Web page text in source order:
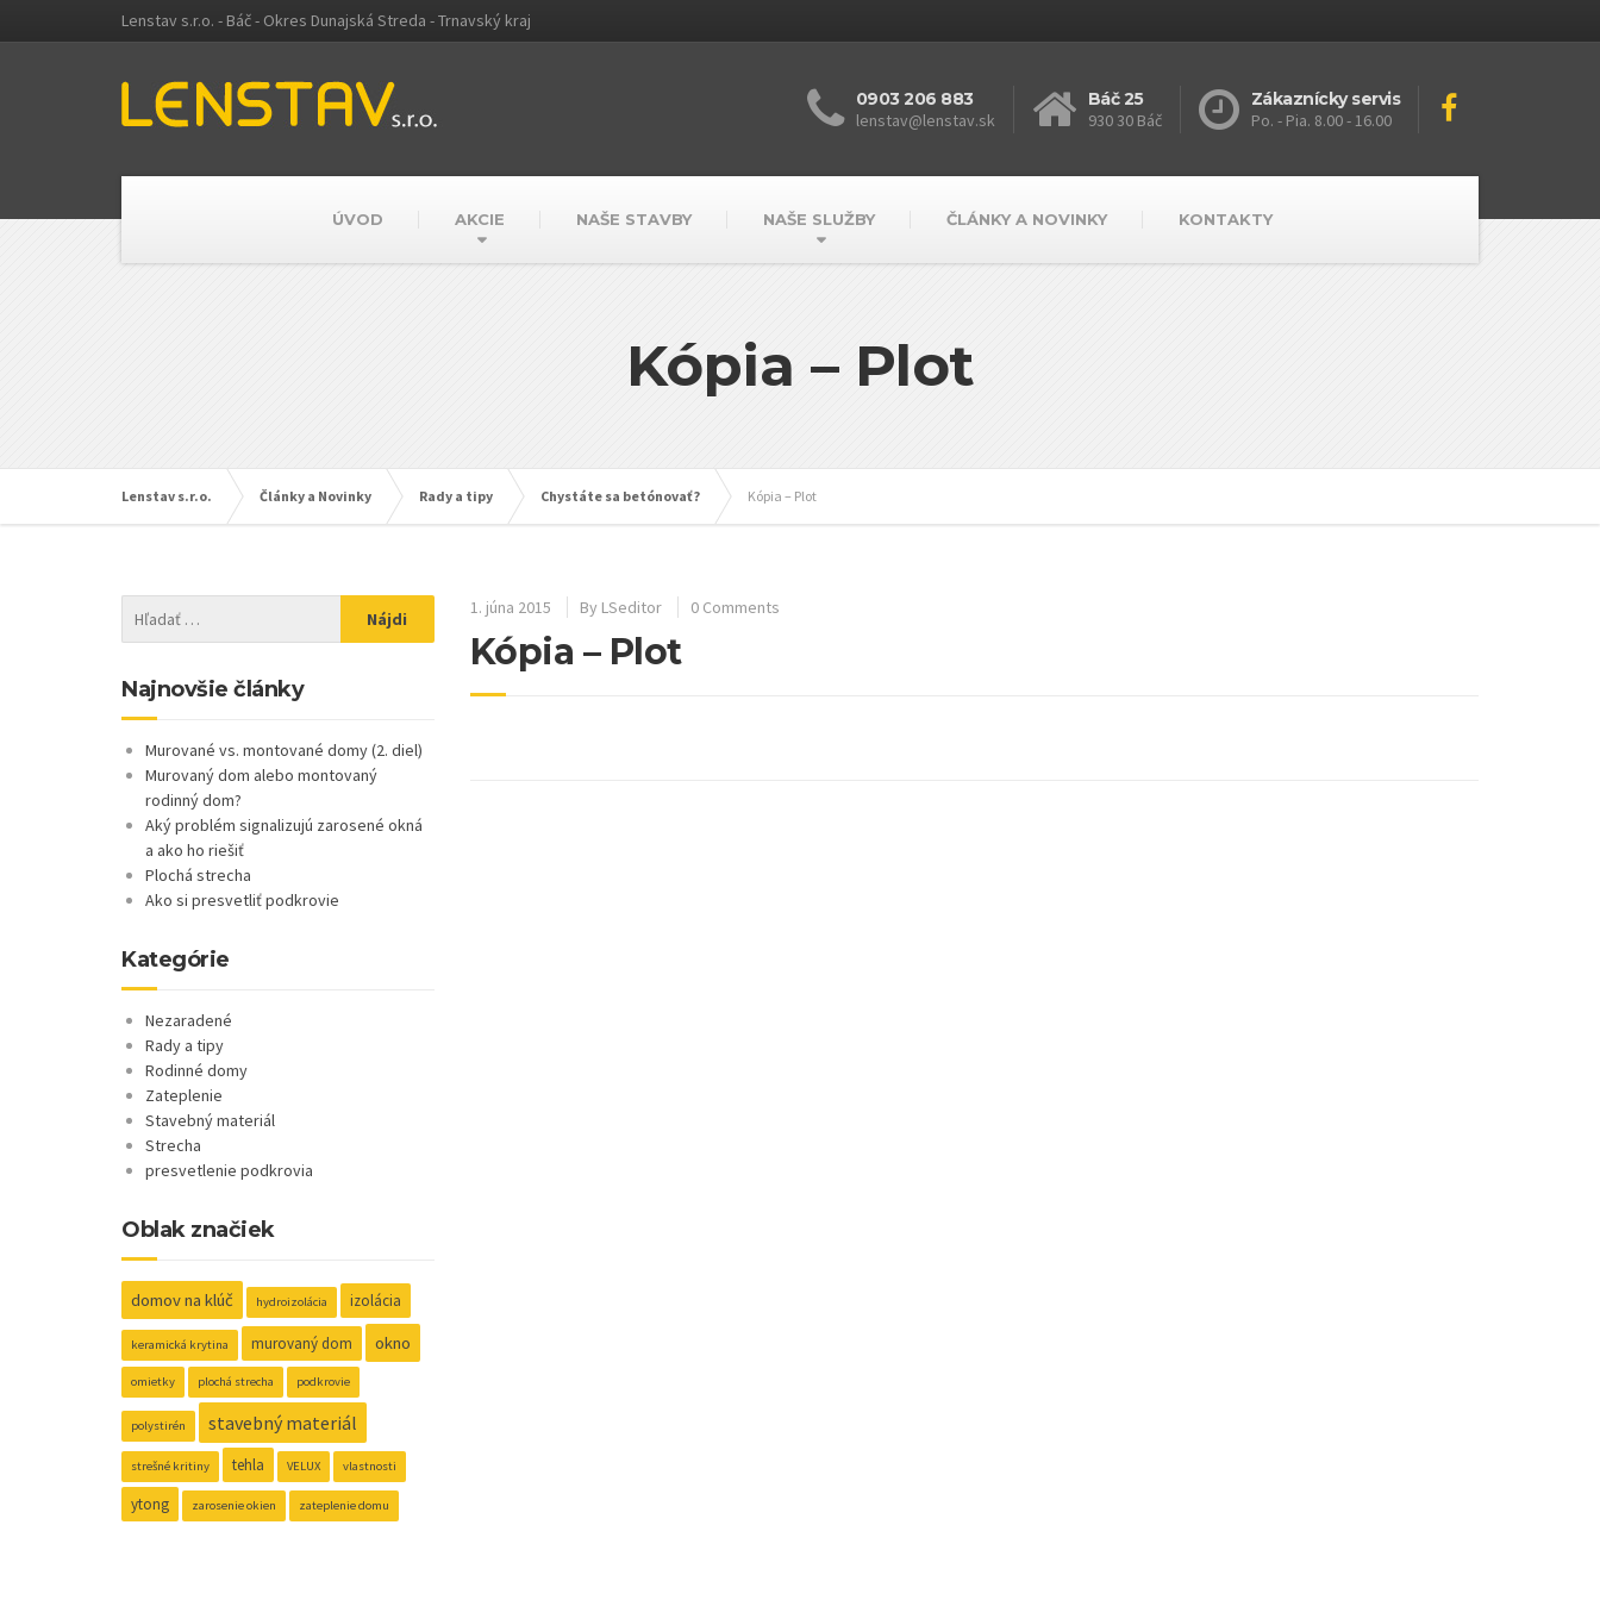
Lenstav s.r.o. - Báč - Okres Dunajská Streda - Trnavský kraj
0903 206 883
lenstav@lenstav.sk
Báč 25
930 30 Báč
Zákaznícky servis
Po. - Pia. 8.00 - 16.00
ÚVOD AKCIE NAŠE STAVBY NAŠE SLUŽBY ČLÁNKY A NOVINKY KONTAKTY
Kópia – Plot
Lenstav s.r.o. Články a Novinky Rady a tipy Chystáte sa betónovať? Kópia – Plot
1. júna 2015 By LSeditor 0 Comments
Kópia – Plot
Najnovšie články
Murované vs. montované domy (2. diel)
Murovaný dom alebo montovaný
rodinný dom?
Aký problém signalizujú zarosené okná
a ako ho riešiť
Plochá strecha
Ako si presvetliť podkrovie
Kategórie
Nezaradené
Rady a tipy
Rodinné domy
Zateplenie
Stavebný materiál
Strecha
presvetlenie podkrovia
Oblak značiek
domov na klúč hydroizolácia izolácia
keramická krytina murovaný dom okno
omietky plochá strecha podkrovie
polystirén stavebný materiál
strešné kritiny tehla VELUX vlastnosti
ytong zarosenie okien zateplenie domu